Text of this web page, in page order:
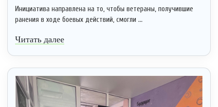
Инициатива направлена на то, чтобы ветераны, получившие
ранения в ходе боевых действий, смогли ...
Читать далее